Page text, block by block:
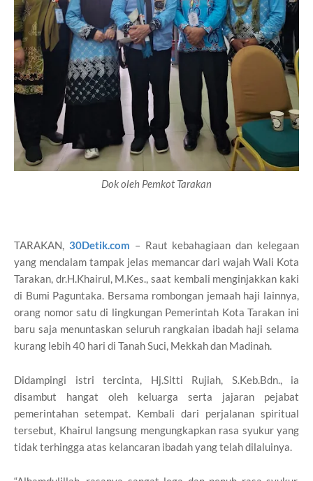
Dok oleh Pemkot Tarakan
TARAKAN, 30Detik.com – Raut kebahagiaan dan kelegaan
yang mendalam tampak jelas memancar dari wajah Wali Kota
Tarakan, dr.H.Khairul, M.Kes., saat kembali menginjakkan kaki
di Bumi Paguntaka. Bersama rombongan jemaah haji lainnya,
orang nomor satu di lingkungan Pemerintah Kota Tarakan ini
baru saja menuntaskan seluruh rangkaian ibadah haji selama
kurang lebih 40 hari di Tanah Suci, Mekkah dan Madinah.
Didampingi istri tercinta, Hj.Sitti Rujiah, S.Keb.Bdn., ia
disambut hangat oleh keluarga serta jajaran pejabat
pemerintahan setempat. Kembali dari perjalanan spiritual
tersebut, Khairul langsung mengungkapkan rasa syukur yang
tidak terhingga atas kelancaran ibadah yang telah dilaluinya.